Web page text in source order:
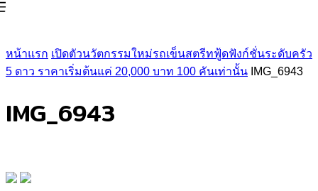
หน้าแรก เปิดตัวนวัตกรรมใหม่รถเข็นสตรีทฟู้ดฟังก์ชั่นระดับครัว
5 ดาว ราคาเริ่มต้นแค่ 20,000 บาท 100 คันเท่านั้น IMG_6943
IMG_6943